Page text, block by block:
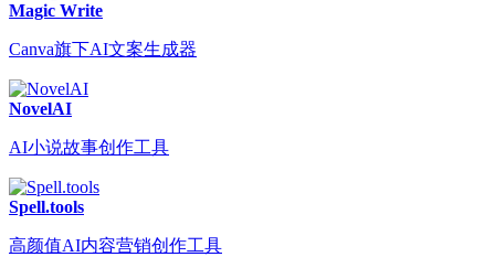
Magic Write
Canva旗下AI文案生成器
NovelAI
AI小说故事创作工具
Spell.tools
高颜值AI内容营销创作工具